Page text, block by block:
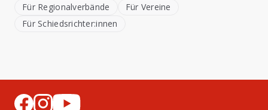
Für Regionalverbände
Für Vereine
Für Schiedsrichter:innen